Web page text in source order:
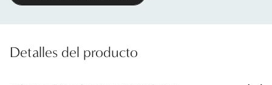
Detalles del producto